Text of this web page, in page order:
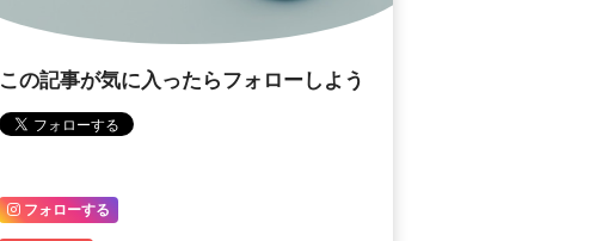
この記事が気に入ったらフォローしよう
フォローする